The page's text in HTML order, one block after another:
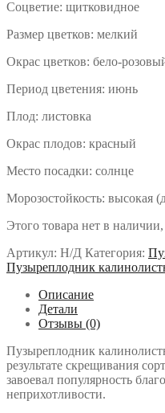
Соцветие: щитковидное
Размер цветков: мелкий
Окрас цветков: бело-
Период цветения: июнь
Плод: листовка
Окрас плодов: красный
Место посадки: солнце
Морозостойкость: высокая
Этого товара нет в наличии,
Артикул: Н/Д Категория:
Пузыреплодник
Описание
Детали
Отзывы (0)
Пузыреплодник
результате скрещивания
завоевал популярность
неприхотливости.